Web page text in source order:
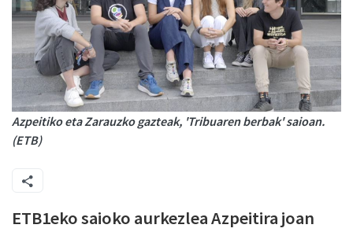
Azpeitiko eta Zarauzko gazteak, 'Tribuaren berbak' saioan.
(ETB)
ETB1eko saioko aurkezlea Azpeitira joan